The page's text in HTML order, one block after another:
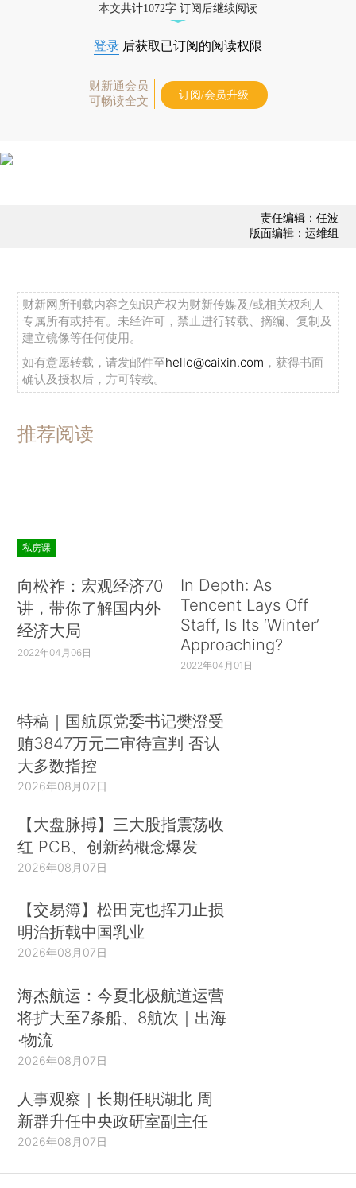
本文共计1072字 订阅后继续阅读
登录 后获取已订阅的阅读权限
财新通会员
可畅读全文
订阅/会员升级
责任编辑：任波
版面编辑：运维组
财新网所刊载内容之知识产权为财新传媒及/或相关权利人
专属所有或持有。未经许可，禁止进行转载、摘编、复制及
建立镜像等任何使用。
如有意愿转载，请发邮件至hello@caixin.com ，获得书面
确认及授权后，方可转载。
推荐阅读
私房课
向松祚：宏观经济70
讲，带你了解国内外
经济大局
2022年04月06日
In Depth: As
Tencent Lays Off
Staff, Is Its ‘Winter’
Approaching?
2022年04月01日
特稿｜国航原党委书记樊澄受
贿3847万元二审待宣判 否认
大多数指控
2026年08月07日
【大盘脉搏】三大股指震荡收
红 PCB、创新药概念爆发
2026年08月07日
【交易簿】松田克也挥刀止损
明治折戟中国乳业
2026年08月07日
海杰航运：今夏北极航道运营
将扩大至7条船、8航次｜出海
·物流
2026年08月07日
人事观察｜长期任职湖北 周
新群升任中央政研室副主任
2026年08月07日